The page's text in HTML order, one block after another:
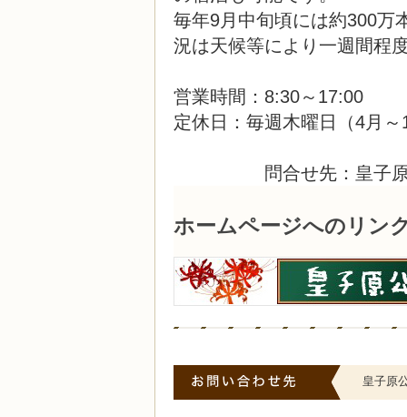
毎年9月中旬頃には約300万
況は天候等により一週間程
営業時間：8:30～17:00
定休日：毎週
問合せ先：皇子原公園
ホームページへのリン
皇子原